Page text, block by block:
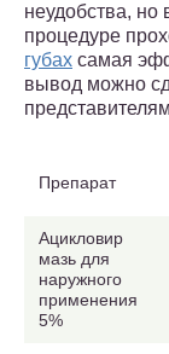
неудобства, но
процедуре
губах самая
вывод можно
Препарат
Ацикловир
мазь для
наружного
применения
5%